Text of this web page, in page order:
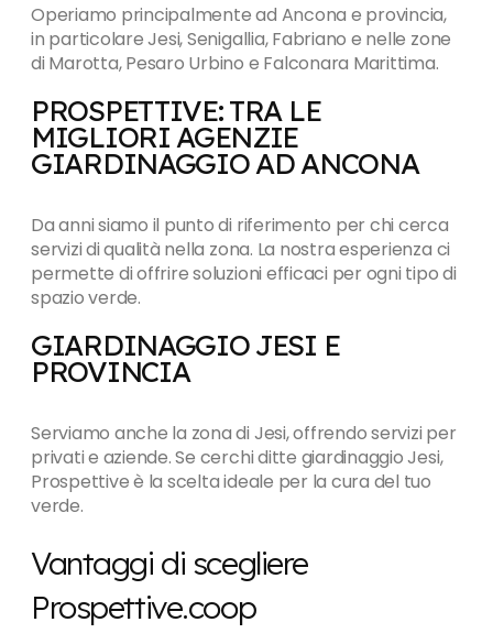
Operiamo principalmente ad Ancona e provincia,
in particolare Jesi, Senigallia, Fabriano e nelle zone
di Marotta, Pesaro Urbino e Falconara Marittima.
PROSPETTIVE: TRA LE
MIGLIORI AGENZIE
GIARDINAGGIO AD ANCONA
Da anni siamo il punto di riferimento per chi cerca
servizi di qualità nella zona. La nostra esperienza ci
permette di offrire soluzioni efficaci per ogni tipo di
spazio verde.
GIARDINAGGIO JESI E
PROVINCIA
Serviamo anche la zona di Jesi, offrendo servizi per
privati e aziende. Se cerchi ditte giardinaggio Jesi,
Prospettive è la scelta ideale per la cura del tuo
verde.
Vantaggi di scegliere
Prospettive.coop